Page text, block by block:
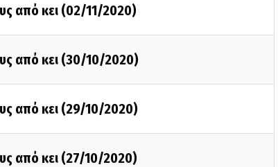
από κει (02/11/2020)
από κει (30/10/2020)
από κει (29/10/2020)
από κει (27/10/2020)